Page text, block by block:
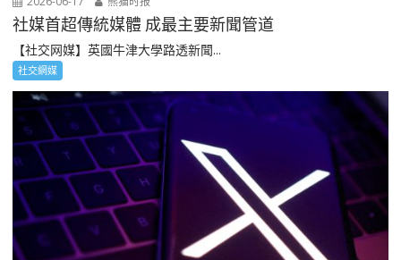
社媒首超傳統媒體 成最主要新聞管道
【社交网媒】英國牛津大學路透新聞...
社交網媒